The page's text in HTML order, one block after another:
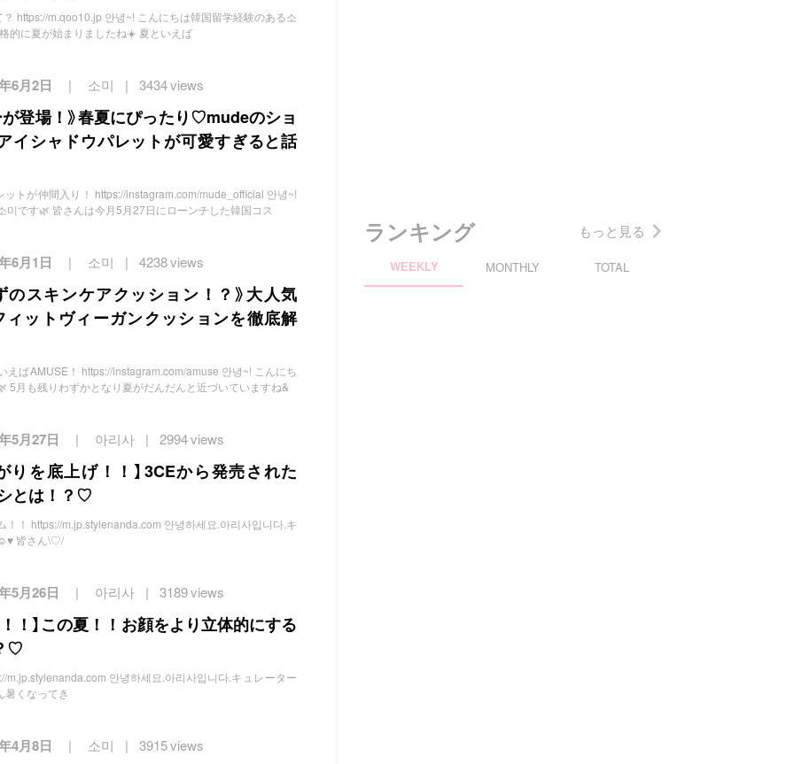
https://m.qoo10.jp 안녕~! こんにちは韓国留学経験のある소
的に夏が始まりましたね☀️ 夏といえば
6月2日 소미 3434 views
登場！》春夏にぴったり♡mudeのショ
イシャドウパレットが可愛すぎると話
トが仲間入り！ https://instagram.com/mude_official 안녕~!
미です🌿 皆さんは今月5月27日にローンチした韓国コス
6月1日 소미 4238 views
のスキンケアクッション！？》大人気
ィットヴィーガンクッションを徹底解
えばAMUSE！ https://instagram.com/amuse 안녕~! こんにち
5月も残りわずかとなり夏がだんだんと近づいていますね&
5月27日 아리사 2994 views
りを底上げ！！】3CEから発売された
とは！？♡
！！ https://m.jp.stylenanda.com 안녕하세요.아리사입니다.キ
皆さん\♡/
5月26日 아리사 3189 views
！】この夏！！お顔をより立体的にする
♡
안녕하세요.아리사입니다.キュレーター
くなってき
4月8日 소미 3915 views
ランキング もっと見る
WEEKLY MONTHLY TOTAL